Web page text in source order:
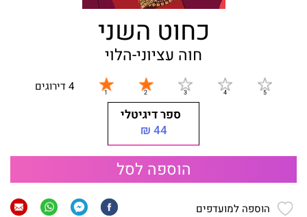
כחוט השני
חוה עציוני-הלוי
4 דירוגים
ספר דיגיטלי
44 ₪
הוספה לסל
הוספה למועדפים